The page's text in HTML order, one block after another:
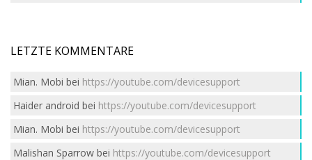
LETZTE KOMMENTARE
Mian. Mobi bei https://youtube.com/devicesupport
Haider android bei https://youtube.com/devicesupport
Mian. Mobi bei https://youtube.com/devicesupport
Malishan Sparrowbei https://youtube.com/devicesupport